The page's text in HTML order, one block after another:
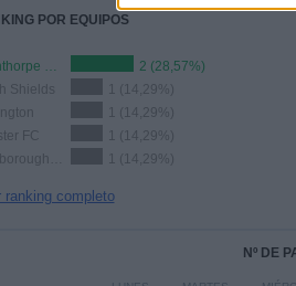
POR EQUIPOS
Scunthorpe Utd.
2 (28,57%)
Shields
1 (14,29%)
1 (14,29%)
FC
1 (14,29%)
1 (14,29%)
ranking completo
Nº DE